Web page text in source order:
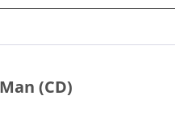
(CD)